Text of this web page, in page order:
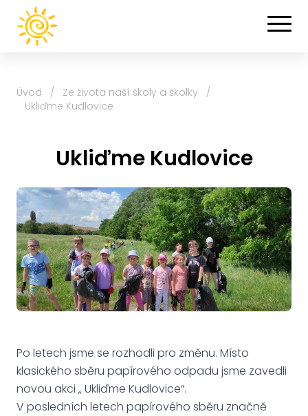
Úvod / Ze života naší školy a školky
/
Ukliďme Kudlovice
Ukliďme Kudlovice
Po letech jsme se rozhodli pro změnu. Místo
klasického sběru papírového odpadu jsme zavedli
novou akci „ Ukliďme Kudlovice“.
V posledních letech papírového sběru značně